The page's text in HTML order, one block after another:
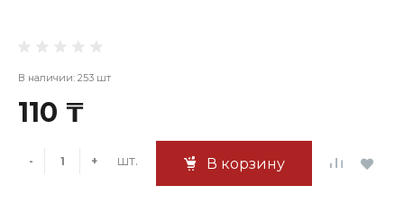
В наличии: 253 шт
110 ₸
- + шт. В корзину